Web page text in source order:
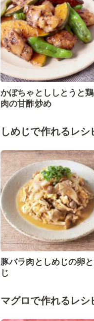
かぼちゃとししとうと鶏
肉の甘酢炒め
しめじで作れるレシ
豚バラ肉としめじの卵と
じ
マグロで作れるレシ